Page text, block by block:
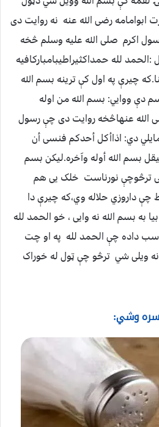
ابوامامه رضی الله عنه نه روایت دی
اکرم صلی الله علیه وسلم څخه
لله حمداکثیراطیبامبارکافیه
چیرې په اول کې ترینه بسم الله
دې ووایي: بسم الله من اوله
عنهاڅخه روایت دی چې رسول
دي: اذاأکل أحدکم فنسی أن
بسم الله أوله وآخره.لیکن بسم
ترڅوچې نورناست خلک یی هم
داروزي حلاله وي،که چیرې دا
به بسم الله نه وایی ، خو الحمد لله
داده چې الحمد لله په او چت
ویلی شي ترڅو چې ټول له خوراک